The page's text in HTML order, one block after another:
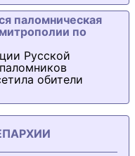
паломническая
по
Русской
обители